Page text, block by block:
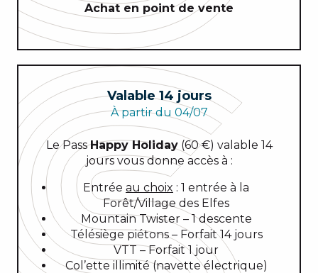
Achat en point de vente
Valable 14 jours
À partir du 04/07
Le PassHappy Holiday(60 €) valable 14
jours vous donne accès à :
Entrée au choix : 1 entrée à la
Forêt/Village des Elfes
Mountain Twister – 1 descente
Télésiège piétons – Forfait 14 jours
VTT – Forfait 1 jour
Col’ette illimité (navette électrique)